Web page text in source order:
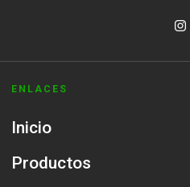
ENLACES
Inicio
Productos